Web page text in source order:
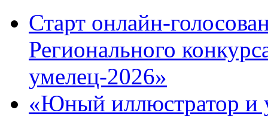
Старт онлайн-
Регионального
умелец-2026»
«Юный иллюстратор и